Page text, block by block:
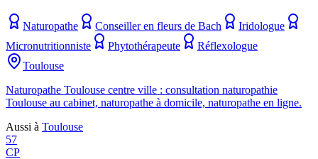
Naturopathe Conseiller en fleurs de Bach
Iridologue
Micronutritionniste
Phytothérapeute
Réflexologue
Toulouse
Naturopathe Toulouse centre ville : consultation naturopathie
Toulouse au cabinet, naturopathe à domicile, naturopathe en ligne.
Aussi à Toulouse
57
CP